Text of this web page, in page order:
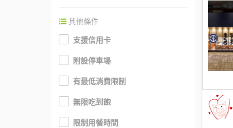
其他條件
支援信用卡
附設停車場
有最低消費限制
無限吃到飽
限制用餐時間